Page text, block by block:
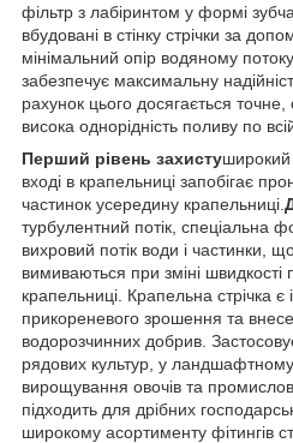
фільтр з лабіринтом у формі
вбудовані в стінку стрічки за
мінімальний опір водяному
забезпечує максимальну
рахунок цього досягається
висока однорідність поливу по
Перший рівень захистуширокий
вході в крапельниці запобігає
частинок усередину крапельниці.
турбулентний потік, спеціальна
вихровий потік води і частинки,
вимиваються при зміні швидкості
крапельниці. Крапельна стрічка
прикореневого зрошення та
водорозчинних добрив.
рядових культур, у
вирощування овочів та
підходить для дрібних
широкому асортименту фітингів